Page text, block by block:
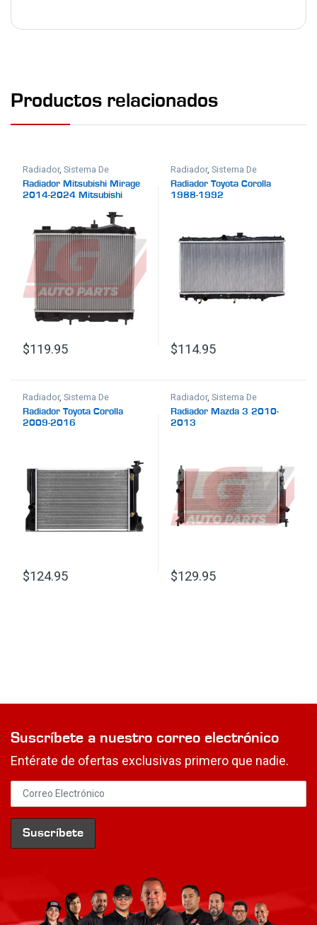
Productos relacionados
Radiador,Sistema De
Enfriamiento
Radiador Mitsubishi Mirage
2014-2024 Mitsubishi
$119.95
Radiador,Sistema De
Enfriamiento
Radiador Toyota Corolla
1988-1992
$114.95
Radiador,Sistema De
Enfriamiento
Radiador Toyota Corolla
2009-2016
$124.95
Radiador,Sistema De
Enfriamiento
Radiador Mazda 3 2010-
2013
$129.95
Suscríbete a nuestro correo electrónico
Entérate de ofertas exclusivas primero que nadie.